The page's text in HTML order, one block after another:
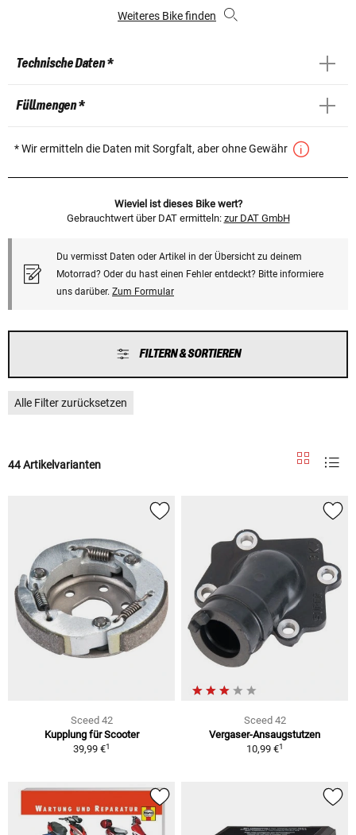
Weiteres Bike finden
Technische Daten *
Füllmengen *
* Wir ermitteln die Daten mit Sorgfalt, aber ohne Gewähr
Wieviel ist dieses Bike wert?
Gebrauchtwert über DAT ermitteln: zur DAT GmbH
Du vermisst Daten oder Artikel in der Übersicht zu deinem
Motorrad? Oder du hast einen Fehler entdeckt? Bitte informiere
uns darüber. Zum Formular
FILTERN & SORTIEREN
Alle Filter zurücksetzen
44 Artikelvarianten
Sceed 42
Kupplung für Scooter
39,99 €1
Sceed 42
Vergaser-Ansaugstutzen
10,99 €1